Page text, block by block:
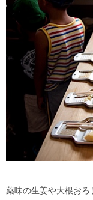
薬味の生姜や大根おろ